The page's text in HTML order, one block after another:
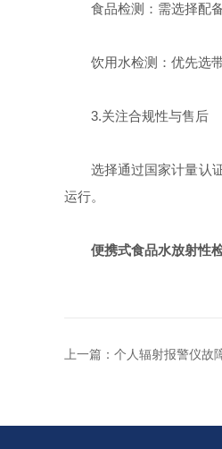
食品检测：需选择配备
饮用水检测：优先选带
3.关注合规性与售后​
选择通过国家计量认证
运行。​
便携式食品水放射性
上一篇： 个人辐射报警仪故